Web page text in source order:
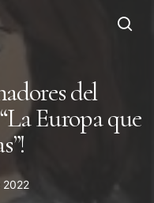
del
Europa que
2022